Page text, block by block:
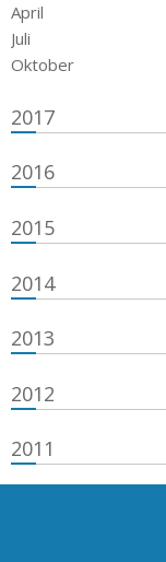
April
Juli
Oktober
2017
2016
2015
2014
2013
2012
2011